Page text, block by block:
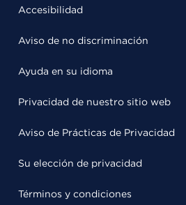
Accesibilidad
Aviso de no discriminación
Ayuda en su idioma
Privacidad de nuestro sitio web
Aviso de Prácticas de Privacidad
Su elección de privacidad
Términos y condiciones